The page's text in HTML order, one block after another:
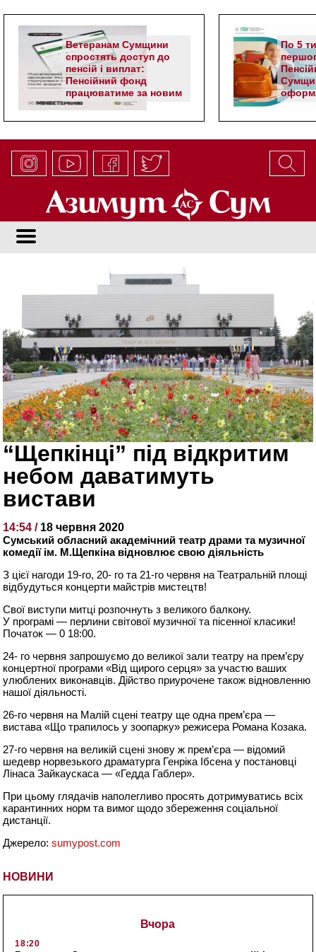
Ветеранам Сумщини
спростять доступ до
пенсій і виплат:
Пенсійний фонд
працюватиме за новим
алгоритмом
По 5
НОВИНИ
Вчора
18:20
“Щепкінці” під відкритим
небом даватимуть
вистави
14:54 / 18 червня 2020
Сумський обласний академічний театр драми та музичної
комедії ім. М.Щепкіна відновлює свою діяльність
З цієї нагоди 19-го, 20- го та 21-го червня на Театральній площі
відбудуться концерти майстрів мистецтв!
Свої виступи митці розпочнуть з великого балкону.
У програмі — перлини світової музичної та пісенної класики!
Початок — 0 18:00.
24- го червня запрошуємо до великої зали театру на прем’єру
концертної програми «Від щирого серця» за участю ваших
улюблених виконавців. Дійство приурочене також відновленню
нашої діяльності.
26-го червня на Малій сцені театру ще одна прем’єра —
вистава «Що трапилось у зоопарку» режисера Романа Козака.
27-го червня на великій сцені знову ж прем’єра — відомий
шедевр норвезького драматурга Генріка Ібсена у постановці
Лінаса Зайкаускаса — «Гедда Габлер».
При цьому глядачів наполегливо просять дотримуватись всіх
карантинних норм та вимог щодо збереження соціальної
дистанції.
Джерело:sumypost.com